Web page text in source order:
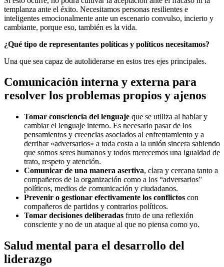
templanza ante el éxito. Necesitamos personas resilientes e
inteligentes emocionalmente ante un escenario convulso, incierto y
cambiante, porque eso, también es la vida.
¿Qué tipo de representantes políticas y políticos necesitamos?
Una que sea capaz de autoliderarse en estos tres ejes principales.
Comunicación interna y externa para
resolver los problemas propios y ajenos
Tomar consciencia del lenguaje que se utiliza al hablar y
cambiar el lenguaje interno. Es necesario pasar de los
pensamientos y creencias asociados al enfrentamiento y a
derribar «adversarios» a toda costa a la unión sincera sabiendo
que somos seres humanos y todos merecemos una igualdad de
trato, respeto y atención.
Comunicar de una manera asertiva, clara y cercana tanto a
compañeros de la organización como a los “adversarios”
políticos, medios de comunicación y ciudadanos.
Prevenir o gestionar efectivamente los conflictos con
compañeros de partidos y contrarios políticos.
Tomar decisiones deliberadas fruto de una reflexión
consciente y no de un ataque al que no piensa como yo.
Salud mental para el desarrollo del
liderazgo